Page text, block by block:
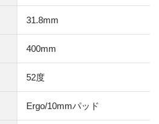
31.8mm
400mm
52度
Ergo/10mmパッド